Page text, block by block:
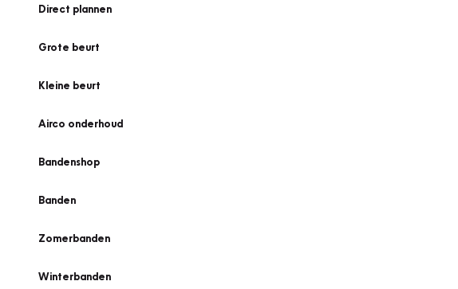
Direct plannen
Grote beurt
Kleine beurt
Airco onderhoud
Bandenshop
Banden
Zomerbanden
Winterbanden